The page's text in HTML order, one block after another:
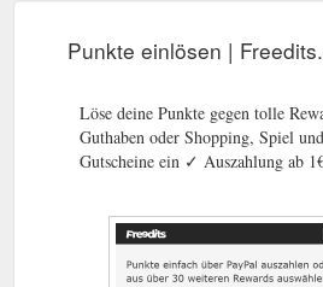
Punkte einlösen |
Löse deine Punkte gegen tolle
Guthaben oder Shopping, Spiel
Gutscheine ein ✓ Auszahlung ab